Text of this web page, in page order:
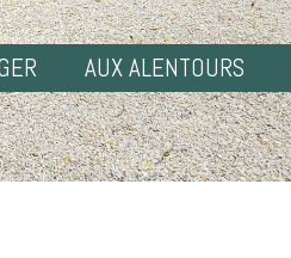
AUX ALENTOURS